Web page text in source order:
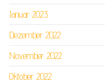
Januar 2023
Dezember 2022
November 2022
Oktober 2022